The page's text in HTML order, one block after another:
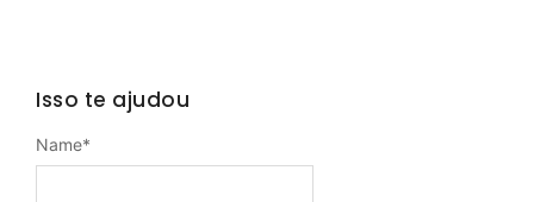
Isso te ajudou
Name*